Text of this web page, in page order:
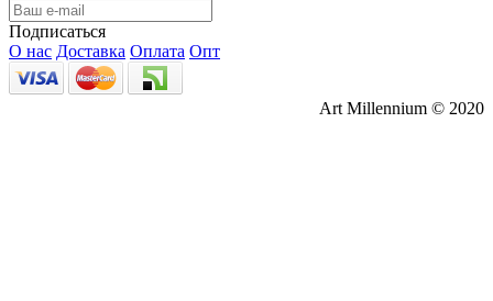
Подписаться
О нас Доставка Оплата Опт
Art Millennium © 2020